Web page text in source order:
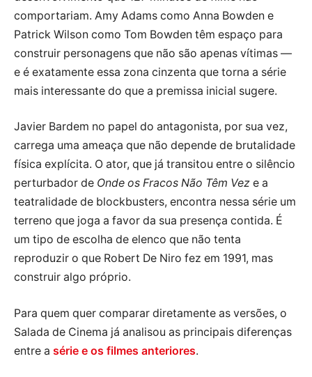
comportariam. Amy Adams como Anna Bowden e
Patrick Wilson como Tom Bowden têm espaço para
construir personagens que não são apenas vítimas —
e é exatamente essa zona cinzenta que torna a série
mais interessante do que a premissa inicial sugere.
Javier Bardem no papel do antagonista, por sua vez,
carrega uma ameaça que não depende de brutalidade
física explícita. O ator, que já transitou entre o silêncio
perturbador de Onde os Fracos Não Têm Vez e a
teatralidade de blockbusters, encontra nessa série um
terreno que joga a favor da sua presença contida. É
um tipo de escolha de elenco que não tenta
reproduzir o que Robert De Niro fez em 1991, mas
construir algo próprio.
Para quem quer comparar diretamente as versões, o
Salada de Cinema já analisou as principais diferenças
entre a série e os filmes anteriores.